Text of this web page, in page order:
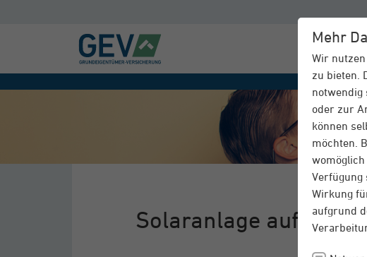
Mehr
Wir
zu bieten.
notwendig
oder zur
können
möchten.
Verfügung
Wirkung
aufgrund
Solaranlage auf dem